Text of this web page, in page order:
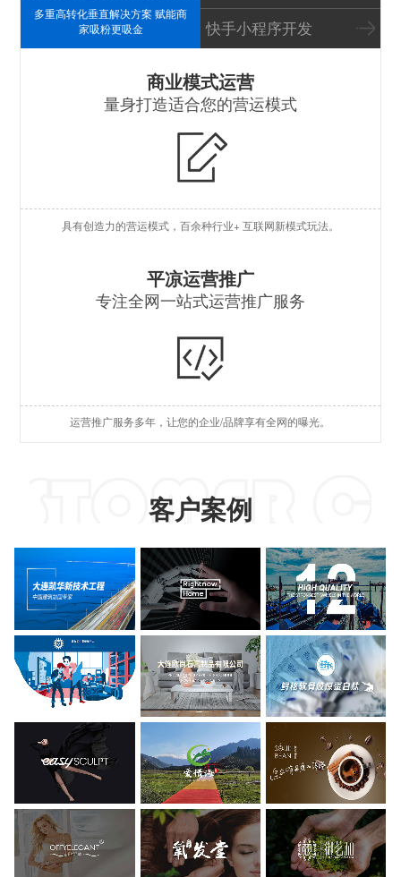
多重高转化垂直解决方案 赋能商
家吸粉更吸金
快手小程序开发
商业模式运营
量身打造适合您的营运模式
具有创造力的营运模式，百余种行业+ 互联网新模式玩法。
平凉运营推广
专注全网一站式运营推广服务
运营推广服务多年，让您的企业/品牌享有全网的曝光。
客户案例